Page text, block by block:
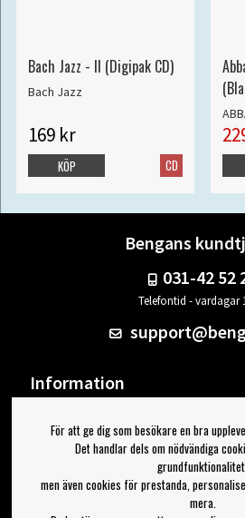
Bach Jazz - II (Digipak CD)
Bach Jazz
169 kr
CD
KÖP
Bengans
031-42 52
Telefontid - vardagar
Information
Om Bengans
FAQ / Köp- & Leveransvillkor
Jag vill ha tips från
För att ge dig som besökare en bra
Det handlar dels om nödvändiga
grundfunktionalitet,
men även cookies för prestanda,
mera.